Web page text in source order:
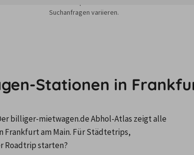
Suchanfragen variieren.
Stationen in
billiger-mietwagen.de Abhol-Atlas zeigt alle
Frankfurt am Main. Für Städtetrips,
Roadtrip starten?